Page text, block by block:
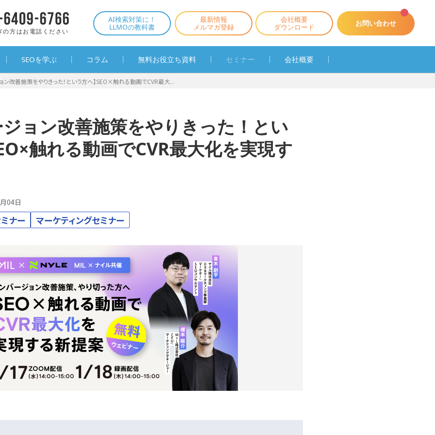
の方はお電話ください
AI検索対策に！
LLMOの教科書
最新情報
メルマガ登録
会社概要
ダウンロード
お問い合わせ
SEOを学ぶ コラム 無料お役立ち資料 セミナー 会社概要
ン改善施策をやりきった！という方へ】SEO×触れる動画でCVR最大...
ョン改善施策をやりきった！とい
触れる動画でCVR最大化を実現す
04日
ナー マーケティングセミナー